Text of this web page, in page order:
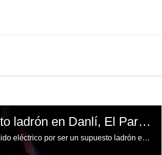
Atan a un poste a supuesto ladrón en Danlí, El Paraíso
Un hombre fue atado a un poste del tendido eléctrico por ser un supuesto ladrón el la localidad de Bella Vista, Danlí, en el departamento de El Paraíso.